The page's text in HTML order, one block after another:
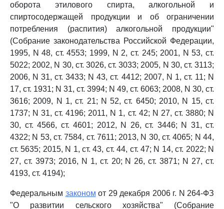
оборота этилового спирта, алкогольной и
спиртосодержащей продукции и об ограничении
потребления (распития) алкогольной продукции"
(Собрание законодательства Российской Федерации,
1995, N 48, ст. 4553; 1999, N 2, ст. 245; 2001, N 53, ст.
5022; 2002, N 30, ст. 3026, ст. 3033; 2005, N 30, ст. 3113;
2006, N 31, ст. 3433; N 43, ст. 4412; 2007, N 1, ст. 11; N
17, ст. 1931; N 31, ст. 3994; N 49, ст. 6063; 2008, N 30, ст.
3616; 2009, N 1, ст. 21; N 52, ст. 6450; 2010, N 15, ст.
1737; N 31, ст. 4196; 2011, N 1, ст. 42; N 27, ст. 3880; N
30, ст. 4566, ст. 4601; 2012, N 26, ст. 3446; N 31, ст.
4322; N 53, ст. 7584, ст. 7611; 2013, N 30, ст. 4065; N 44,
ст. 5635; 2015, N 1, ст. 43, ст. 44, ст. 47; N 14, ст. 2022; N
27, ст. 3973; 2016, N 1, ст. 20; N 26, ст. 3871; N 27, ст.
4193, ст. 4194);
Федеральным законом от 29 декабря 2006 г. N 264-ФЗ
"О развитии сельского хозяйства" (Собрание